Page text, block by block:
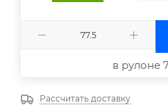
в рулоне
Рассчитать доставку